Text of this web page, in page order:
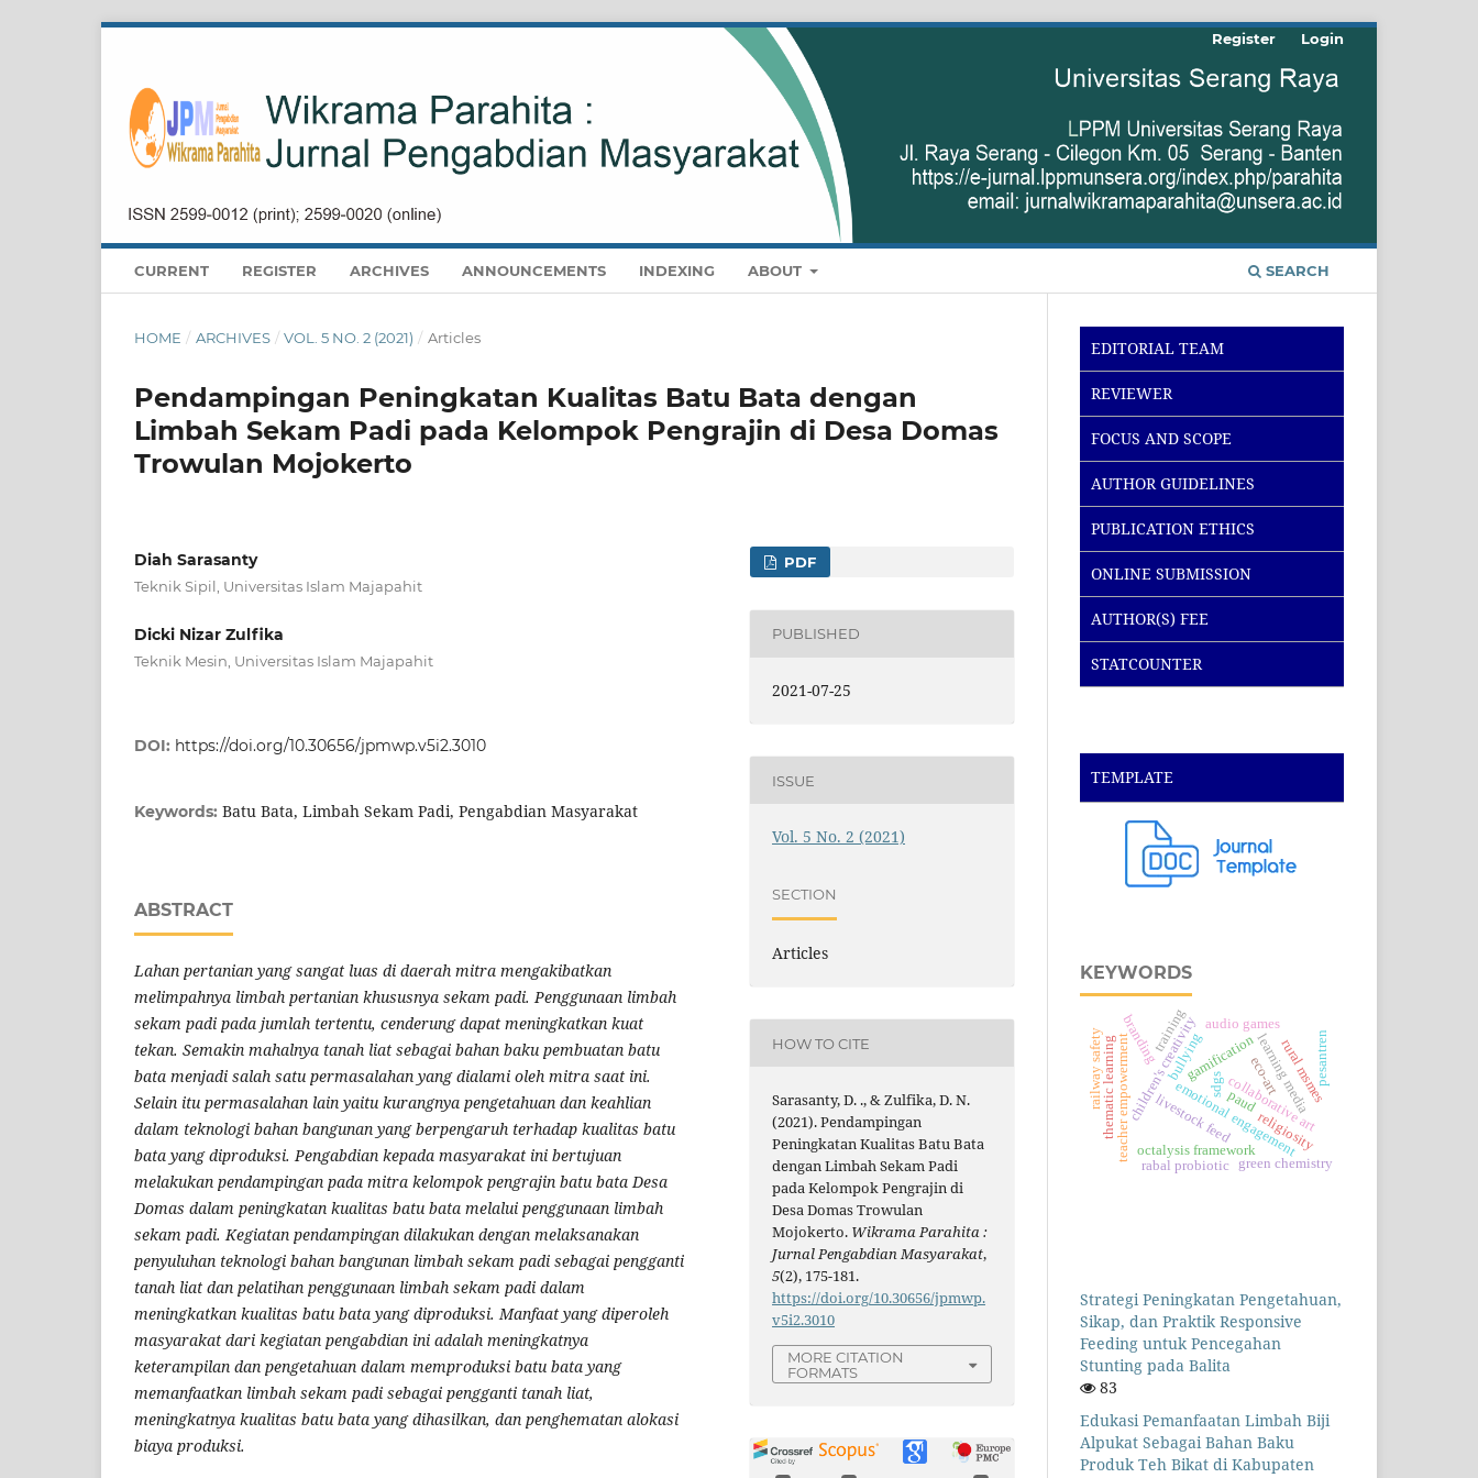
CURRENT REGISTER ARCHIVES ANNOUNCEMENTS INDEXING ABOUT SEARCH
Register Login
HOME / ARCHIVES / VOL. 5 NO. 2 (2021) / Articles
Pendampingan Peningkatan Kualitas Batu Bata dengan
Limbah Sekam Padi pada Kelompok Pengrajin di Desa Domas
Trowulan Mojokerto
Diah Sarasanty
Teknik Sipil, Universitas Islam Majapahit
Dicki Nizar Zulfika
Teknik Mesin, Universitas Islam Majapahit
DOI: https://doi.org/10.30656/jpmwp.v5i2.3010
Keywords: Batu Bata, Limbah Sekam Padi, Pengabdian Masyarakat
ABSTRACT
Lahan pertanian yang sangat luas di daerah mitra mengakibatkan
melimpahnya limbah pertanian khususnya sekam padi. Penggunaan limbah
sekam padi pada jumlah tertentu, cenderung dapat meningkatkan kuat
tekan. Semakin mahalnya tanah liat sebagai bahan baku pembuatan batu
bata menjadi salah satu permasalahan yang dialami oleh mitra saat ini.
Selain itu permasalahan lain yaitu kurangnya pengetahuan dan keahlian
dalam teknologi bahan bangunan yang berpengaruh terhadap kualitas batu
bata yang diproduksi. Pengabdian kepada masyarakat ini bertujuan
melakukan pendampingan pada mitra kelompok pengrajin batu bata Desa
Domas dalam peningkatan kualitas batu bata melalui penggunaan limbah
sekam padi. Kegiatan pendampingan dilakukan dengan melaksanakan
penyuluhan teknologi bahan bangunan limbah sekam padi sebagai pengganti
tanah liat dan pelatihan penggunaan limbah sekam padi dalam
meningkatkan kualitas batu bata yang diproduksi. Manfaat yang diperoleh
masyarakat dari kegiatan pengabdian ini adalah meningkatnya
keterampilan dan pengetahuan dalam memproduksi batu bata yang
memanfaatkan limbah sekam padi sebagai pengganti tanah liat,
meningkatnya kualitas batu bata yang dihasilkan, dan penghematan alokasi
biaya produksi.
PDF
PUBLISHED
2021-07-25
ISSUE
Vol. 5 No. 2 (2021)
SECTION
Articles
HOW TO CITE
Sarasanty, D. ., & Zulfika, D. N.
(2021). Pendampingan
Peningkatan Kualitas Batu Bata
dengan Limbah Sekam Padi
pada Kelompok Pengrajin di
Desa Domas Trowulan
Mojokerto. Wikrama Parahita :
Jurnal Pengabdian Masyarakat,
5(2), 175-181.
https://doi.org/10.30656/jpmwp.
v5i2.3010
MORE CITATION
FORMATS
EDITORIAL TEAM
REVIEWER
FOCUS AND SCOPE
AUTHOR GUIDELINES
PUBLICATION ETHICS
ONLINE SUBMISSION
AUTHOR(S) FEE
STATCOUNTER
TEMPLATE
KEYWORDS
bullying
children's creativity collaborative art
emotional engagement
eco-art
learning media
paud
teacher empowerment
thematic learning
audio games
gamification
octalysis framework
livestock feed
rabal probiotic
branding rural msmes
pesantren
religiosity
railway safety training
green chemistry
sdgs
Strategi Peningkatan Pengetahuan,
Sikap, dan Praktik Responsive
Feeding untuk Pencegahan
Stunting pada Balita
83
Edukasi Pemanfaatan Limbah Biji
Alpukat Sebagai Bahan Baku
Produk Teh Bikat di Kabupaten